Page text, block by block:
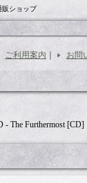
販ショップ
ご利用案内 お問
The Furthermost [CD]